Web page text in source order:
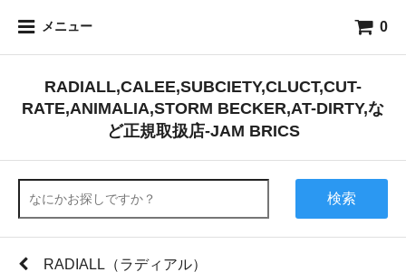
メニュー 0
RADIALL,CALEE,SUBCIETY,CLUCT,CUT-
RATE,ANIMALIA,STORM BECKER,AT-DIRTY,な
ど正規取扱店-JAM BRICS
検索
RADIALL（ラディアル）